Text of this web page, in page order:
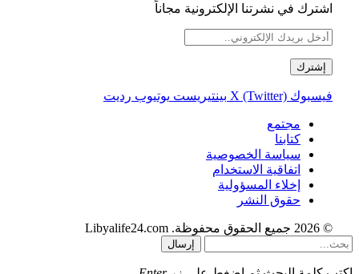
اشترك في نشرتنا الإلكترونية مجاناً
فيسبوك X (Twitter) بينتيريست يوتيوب رديت
مجتمع
كتابنا
سياسة الخصوصية
اتفاقية الاستخدام
إخلاء المسؤولية
حقوق النشر
© 2026 جميع الحقوق محفوظة. Libyalife24.com
إرسال